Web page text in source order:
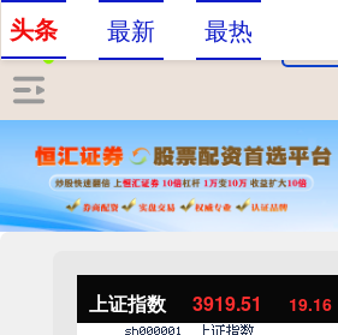
上证指数 3919.51 19.16
头条 最新 最热